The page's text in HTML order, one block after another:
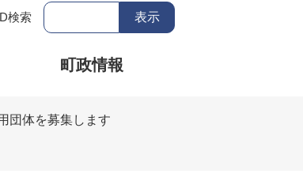
検索
町政情報
団体を募集します